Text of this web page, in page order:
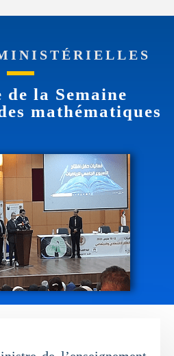
la Semaine
mathématiques